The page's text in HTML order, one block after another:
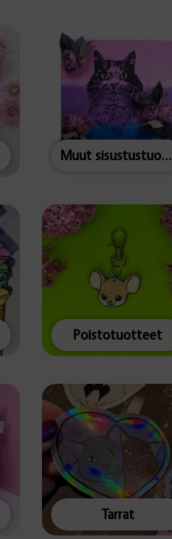
Muut sisustustuotteet
Poistotuotteet
Tarrat